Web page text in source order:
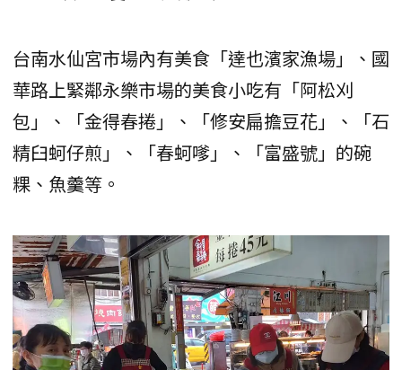
台南水仙宮市場內有美食「達也濱家漁場」、國
華路上緊鄰永樂市場的美食小吃有「阿松刈
包」、「金得春捲」、「修安扁擔豆花」、「石
精臼蚵仔煎」、「春蚵嗲」、「富盛號」的碗
粿、魚羹等。